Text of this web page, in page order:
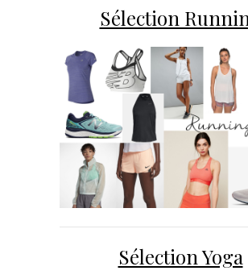
Sélection
Sélection Yoga